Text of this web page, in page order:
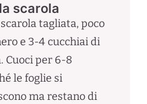
scarola
tagliata, poco
e 3-4 cucchiai di
Cuoci per 6-8
le foglie si
ma restano di